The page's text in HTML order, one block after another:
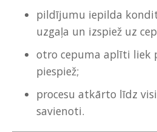
pildījumu iepilda
uzgaļa un izspiež uz
otro cepuma aplīti liek
piespiež;
procesu atkārto līdz
savienoti.